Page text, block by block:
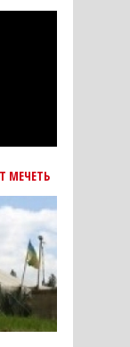
МЕЧЕТЬ